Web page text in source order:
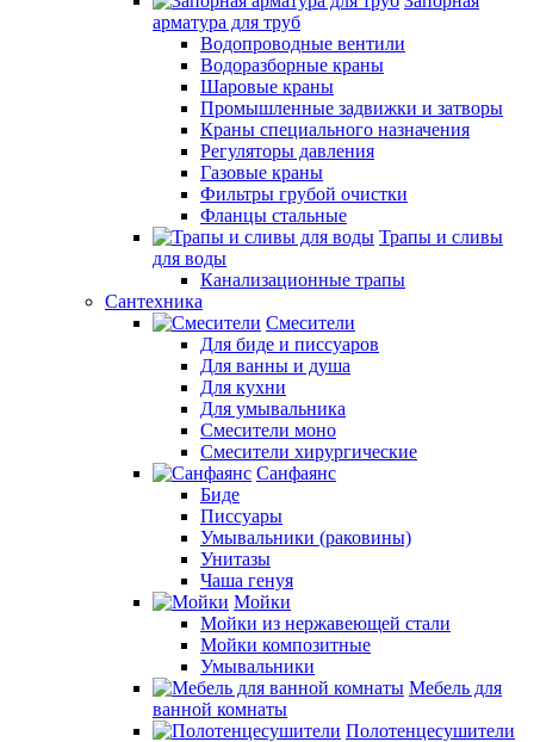
арматура для труб
Водопроводные вентили
Водоразборные краны
Шаровые краны
Промышленные задвижки и затворы
Краны специального назначения
Регуляторы давления
Газовые краны
Фильтры грубой очистки
Фланцы стальные
Трапы и сливы
для воды
Канализационные трапы
Сантехника
Смесители
Для биде и писсуаров
Для ванны и душа
Для кухни
Для умывальника
Смесители моно
Смесители хирургические
Санфаянс
Биде
Писсуары
Умывальники (раковины)
Унитазы
Чаша генуя
Мойки
Мойки из нержавеющей стали
Мойки композитные
Умывальники
Мебель для
ванной комнаты
Полотенцесушители